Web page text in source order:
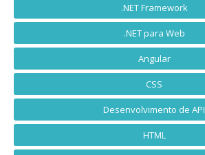
.NET Framework
.NET para Web
Angular
CSS
Desenvolvimento de API
HTML